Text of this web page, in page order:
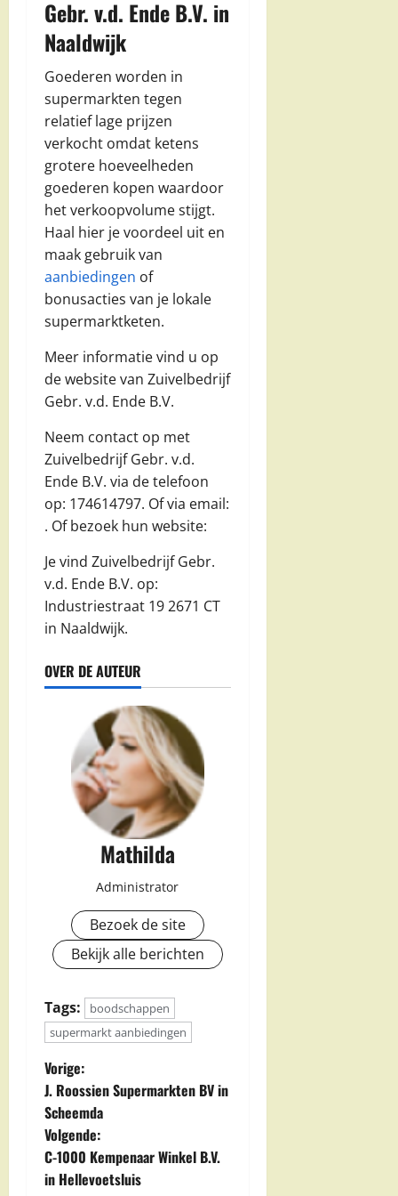
Gebr. v.d. Ende B.V. in
Naaldwijk
Goederen worden in
supermarkten tegen
relatief lage prijzen
verkocht omdat ketens
grotere hoeveelheden
goederen kopen waardoor
het verkoopvolume stijgt.
Haal hier je voordeel uit en
maak gebruik van
aanbiedingen of
bonusacties van je lokale
supermarktketen.
Meer informatie vind u op
de website van Zuivelbedrijf
Gebr. v.d. Ende B.V.
Neem contact op met
Zuivelbedrijf Gebr. v.d.
Ende B.V. via de telefoon
op: 174614797. Of via email:
. Of bezoek hun website:
Je vind Zuivelbedrijf Gebr.
v.d. Ende B.V. op:
Industriestraat 19 2671 CT
in Naaldwijk.
OVER DE AUTEUR
Mathilda
Administrator
Bezoek de site
Bekijk alle berichten
Tags:
boodschappen
supermarkt aanbiedingen
B
e
r
i
Vorige:
J. Roossien Supermarkten BV in
Scheemda
Volgende:
C-1000 Kempenaar Winkel B.V.
in Hellevoetsluis